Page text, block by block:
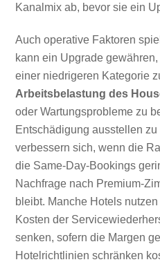
Kanalmix ab, bevor sie ein
Auch operative Faktoren
kann ein Upgrade
einer niedrigeren Kategorie
Arbeitsbelastung des
oder Wartungsprobleme zu
Entschädigung ausstellen
verbessern sich, wenn die
die Same-Day-Bookings
Nachfrage nach Premium-
bleibt. Manche Hotels
Kosten der
senken, sofern die Margen
Hotelrichtlinien schränken